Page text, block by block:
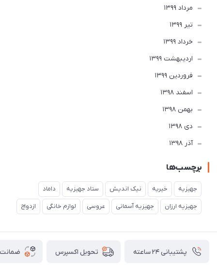
مرداد 1399
تير 1399
خرداد 1399
ارديبهشت 1399
فروردین 1399
اسفند 1398
بهمن 1398
دی 1398
آذر 1398
برچسب‌ها
جهیزیه خیریه نیک اندیش ستاد جهیزیه داماد
جهیزیه ارزان جهیزیه آسمانی عروسی لوازم خانگی ازدواج
پشتیبانی ۲۴ ساعته تحویل اکسپرس ضمانت